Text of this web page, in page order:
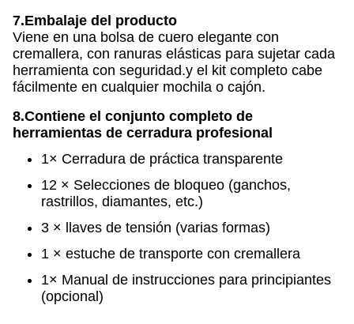
7.Embalaje del producto
Viene en una bolsa de cuero elegante con
cremallera, con ranuras elásticas para sujetar cada
herramienta con seguridad.y el kit completo cabe
fácilmente en cualquier mochila o cajón.
8.Contiene el conjunto completo de
herramientas de cerradura profesional
1× Cerradura de práctica transparente
12 × Selecciones de bloqueo (ganchos,
rastrillos, diamantes, etc.)
3 × llaves de tensión (varias formas)
1 × estuche de transporte con cremallera
1× Manual de instrucciones para principiantes
(opcional)